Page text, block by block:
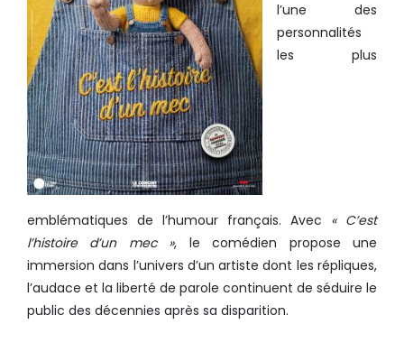
l’une des
personnalités
les plus
emblématiques de l’humour français. Avec « C’est
l’histoire d’un mec », le comédien propose une
immersion dans l’univers d’un artiste dont les répliques,
l’audace et la liberté de parole continuent de séduire le
public des décennies après sa disparition.